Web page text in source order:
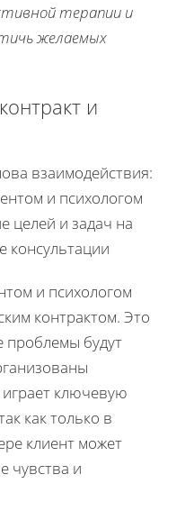
терапии и
желаемых
и
взаимодействия:
и психологом
целей и задач на
консультации
и психологом
контрактом. Это
проблемы будут
ключевую
как только в
клиент может
чувства и